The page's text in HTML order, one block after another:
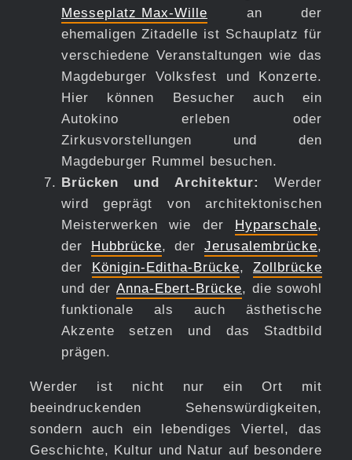
Messeplatz Max-Wille an der
ehemaligen Zitadelle ist Schauplatz für
verschiedene Veranstaltungen wie das
Magdeburger Volksfest und Konzerte.
Hier können Besucher auch ein
Autokino erleben oder
Zirkusvorstellungen und den
Magdeburger Rummel besuchen.
Brücken und Architektur:
Werder
wird geprägt von architektonischen
Meisterwerken wie der Hyparschale,
der Hubbrücke, derJerusalembrücke,
der Königin-Editha-Brücke,Zollbrücke
und der Anna-Ebert-Brücke, die sowohl
funktionale als auch ästhetische
Akzente setzen und das Stadtbild
prägen.
Werder ist nicht nur ein Ort mit
beeindruckenden Sehenswürdigkeiten,
sondern auch ein lebendiges Viertel, das
Geschichte, Kultur und Natur auf besondere